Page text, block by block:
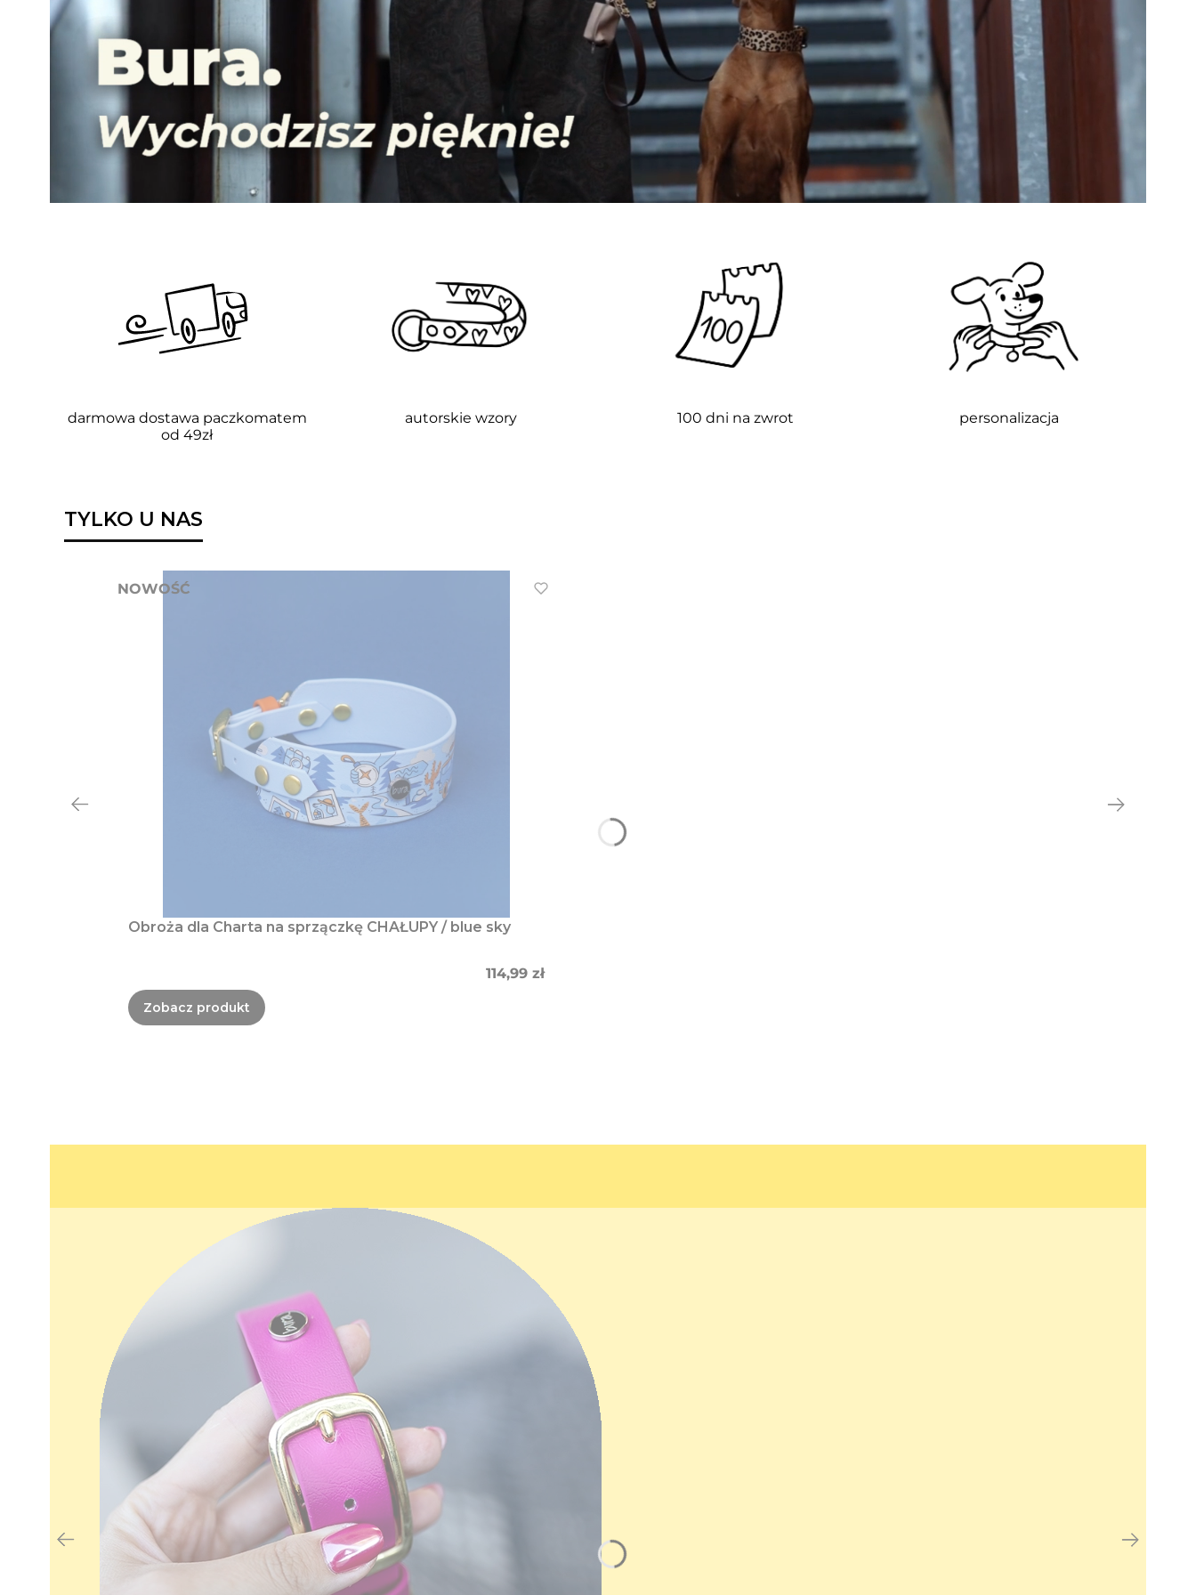
darmowa dostawa paczkomatem
od 49zł
autorskie wzory 100 dni na zwrot personalizacja
TYLKO U NAS
NOWOŚĆ
Obroża dla Charta na sprzączkę CHAŁUPY / blue sky
Cena
114,99 zł
Zobacz produkt